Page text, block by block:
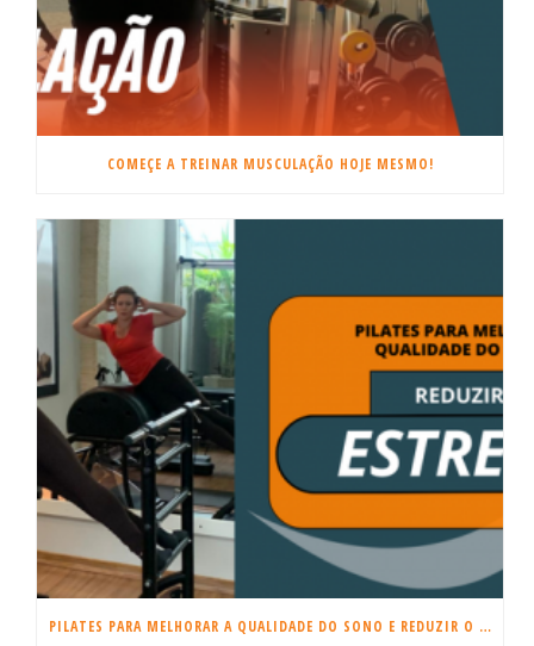
COMEÇE A TREINAR MUSCULAÇÃO HOJE MESMO!
PILATES PARA MELHORAR A QUALIDADE DO SONO E REDUZIR O ESTRESSE